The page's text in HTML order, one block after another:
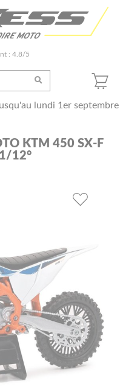
: 4.8/5
lundi 1er septembre
KTM 450 SX-F
12°